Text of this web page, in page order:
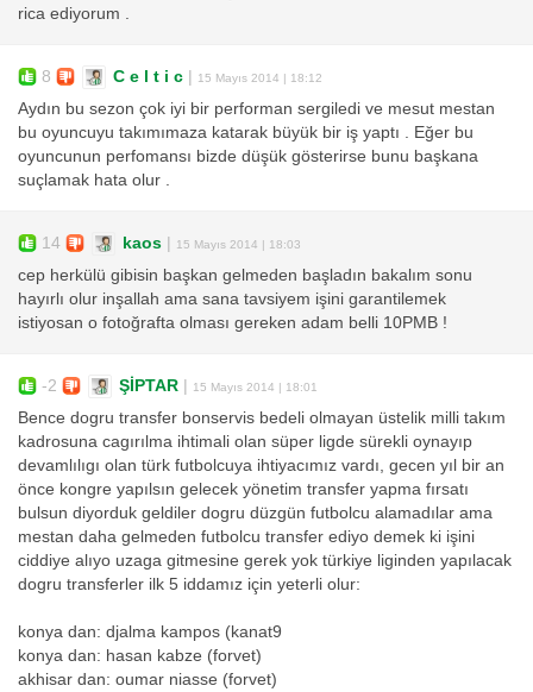
rica ediyorum .
8 C e l t i c | 15 Mayıs 2014 | 18:12
Aydın bu sezon çok iyi bir performan sergiledi ve mesut mestan
bu oyuncuyu takımımaza katarak büyük bir iş yaptı . Eğer bu
oyuncunun perfomansı bizde düşük gösterirse bunu başkana
suçlamak hata olur .
14 kaos | 15 Mayıs 2014 | 18:03
cep herkülü gibisin başkan gelmeden başladın bakalım sonu
hayırlı olur inşallah ama sana tavsiyem işini garantilemek
istiyosan o fotoğrafta olması gereken adam belli 10PMB !
-2 ŞİPTAR | 15 Mayıs 2014 | 18:01
Bence dogru transfer bonservis bedeli olmayan üstelik milli takım
kadrosuna cagırılma ihtimali olan süper ligde sürekli oynayıp
devamlılıgı olan türk futbolcuya ihtiyacımız vardı, gecen yıl bir an
önce kongre yapılsın gelecek yönetim transfer yapma fırsatı
bulsun diyorduk geldiler dogru düzgün futbolcu alamadılar ama
mestan daha gelmeden futbolcu transfer ediyo demek ki işini
ciddiye alıyo uzaga gitmesine gerek yok türkiye liginden yapılacak
dogru transferler ilk 5 iddamız için yeterli olur:
konya dan: djalma kampos (kanat9
konya dan: hasan kabze (forvet)
akhisar dan: oumar niasse (forvet)